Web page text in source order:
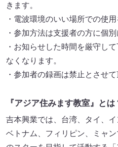
きます。
・電波環境のいい場所での使
・参加方法は支援者の方に個
・お知らせした時間を厳守し
なくなります。
・参加者の録画は禁止とさせて
『アジア住みます教室』とは
吉本興業では、台湾、タイ、イ
ベトナム、フィリピン、ミャ